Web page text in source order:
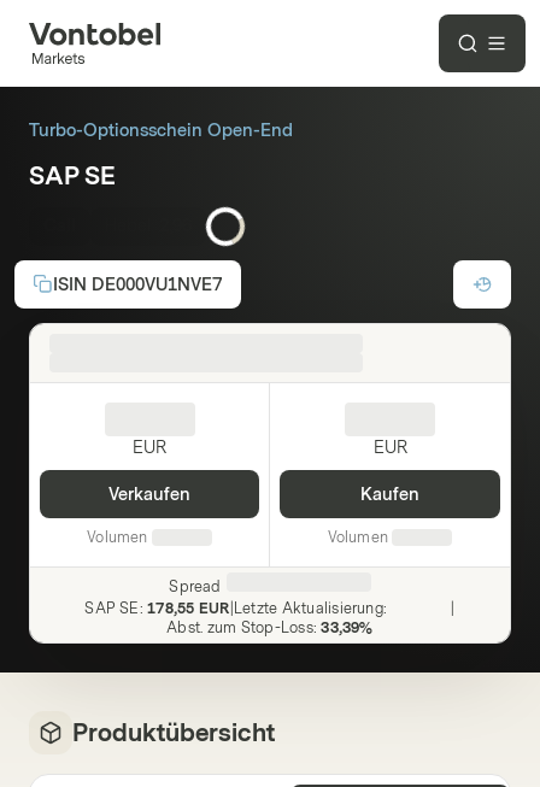
Turbo-Optionsschein Open-End
SAP SE
ISIN DE000VU1NVE7
EUR
Verkaufen
Volumen
EUR
Kaufen
Volumen
Spread
SAP SE: 178,55 EUR Letzte Aktualisierung:
Abst. zum Stop-Loss: 33,39%
Produktübersicht